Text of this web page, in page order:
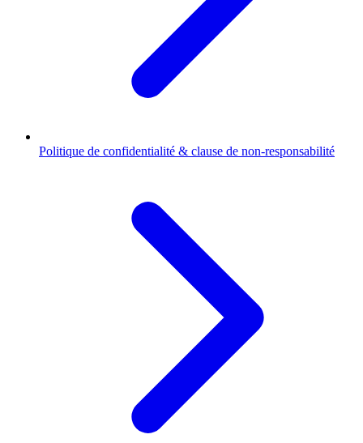
Politique de confidentialité & clause de non-responsabilité